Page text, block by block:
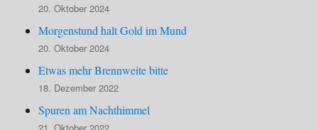
20. Oktober 2024
Morgenstund halt Gold im Mund
20. Oktober 2024
Etwas mehr Brennweite bitte
18. Dezember 2022
Spuren am Nachthimmel
21. Oktober 2022